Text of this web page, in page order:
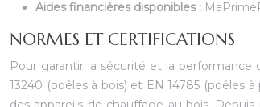
Aides financières disponibles :
NORMES ET CERTIFICATIONS
Pour garantir la sécurité et la
13240 (poêles à bois) et EN 14785